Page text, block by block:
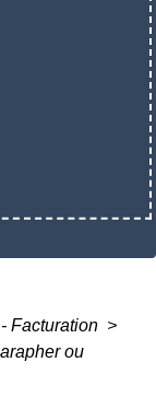
Facturation >
ou